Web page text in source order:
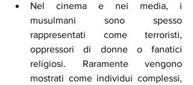
Nel cinema e nei media, i
musulmani sono spesso
rappresentati come terroristi,
oppressori di donne o fanatici
religiosi. Raramente vengono
mostrati come individui complessi,